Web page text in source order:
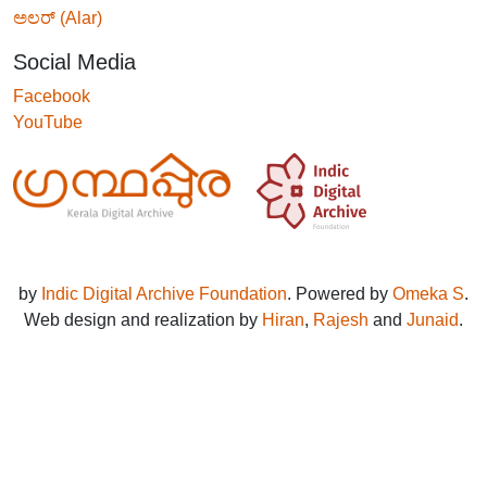
ಅಲರ್ (Alar)
Social Media
Facebook
YouTube
by Indic Digital Archive Foundation. Powered by Omeka S.
Web design and realization by Hiran, Rajesh and Junaid.